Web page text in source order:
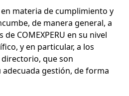
materia de cumplimiento y
de manera general, a
COMEXPERU en su nivel
y en particular, a los
que son
adecuada gestión, de forma